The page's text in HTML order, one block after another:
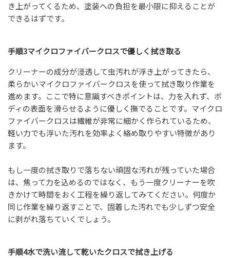
き上がってくるため、塗装への負担を最小限に抑えることが
できるはずです。
手順3マイクロファイバークロスで優しく拭き取る
クリーナーの成分が浸透して虫汚れが浮き上がってきたら、
柔らかいマイクロファイバークロスを使って拭き取り作業を
進めます。ここで特に意識すべきポイントは、力を入れず、ボ
ディの表面を滑らせるように優しく撫でることです。マイクロ
ファイバークロスは繊維が非常に細かく作られているため、
軽い力でも浮いた汚れを効率よく絡め取りやすい特徴があり
ます。
もし一度の拭き取りで落ちない頑固な汚れが残っていた場合
は、焦って力を込めるのではなく、もう一度クリーナーを吹
きかけて時間をおく工程を繰り返してみてください。何度か
同じ作業を繰り返すことで、固着した汚れでも少しずつ安全
に剥がれ落ちていくでしょう。
手順4水で洗い流して乾いたクロスで拭き上げる